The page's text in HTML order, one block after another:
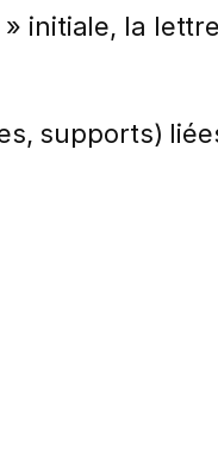
initiale, la
supports)